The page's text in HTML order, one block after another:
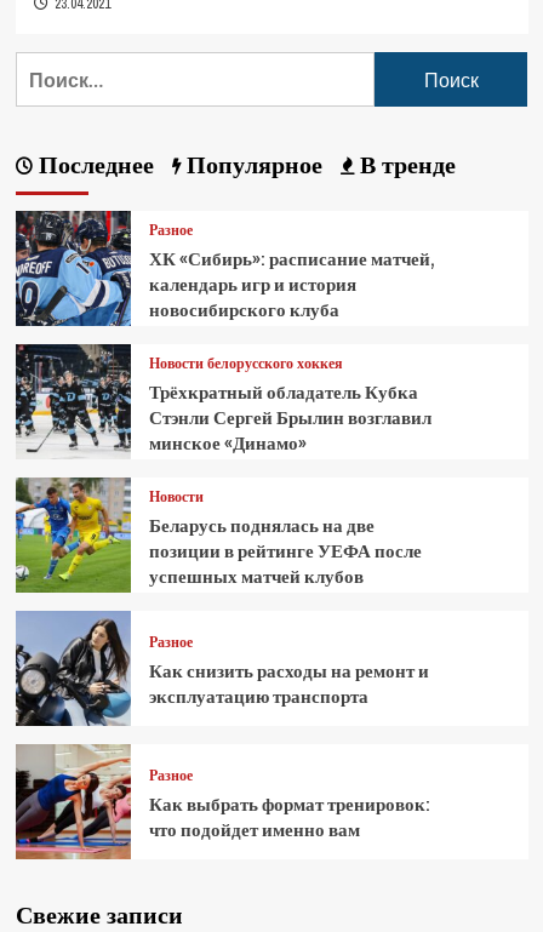
Последнее Популярное В тренде
Разное
ХК «Сибирь»: расписание матчей,
календарь игр и история
новосибирского клуба
Новости белорусского хоккея
Трёхкратный обладатель Кубка
Стэнли Сергей Брылин возглавил
минское «Динамо»
Новости
Беларусь поднялась на две
позиции в рейтинге УЕФА после
успешных матчей клубов
Разное
Как снизить расходы на ремонт и
эксплуатацию транспорта
Разное
Как выбрать формат тренировок:
что подойдет именно вам
Свежие записи